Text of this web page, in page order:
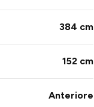
384 cm
152 cm
Anteriore